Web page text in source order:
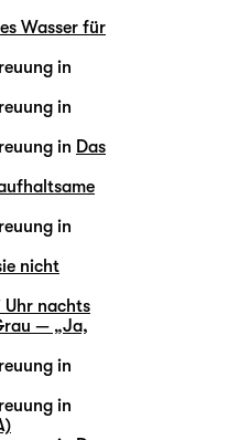
Wasser für
in
in
in Das
in
nicht
Uhr nachts
— „Ja,
in
in